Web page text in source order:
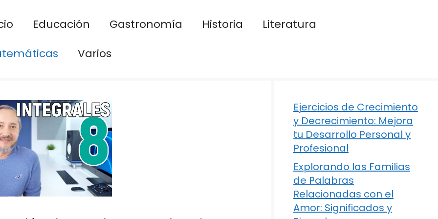
Educación Gastronomía Historia
Literatura
Varios
Ejercicios de Crecimiento
y Decrecimiento: Mejora
tu Desarrollo Personal y
Profesional
Explorando las Familias
de Palabras
Relacionadas con el
Amor: Significados y